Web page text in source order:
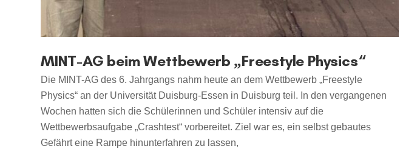
MINT-AG beim Wettbewerb „Freestyle Physics“
Die MINT-AG des 6. Jahrgangs nahm heute an dem Wettbewerb „Freestyle
Physics“ an der Universität Duisburg-Essen in Duisburg teil. In den vergangenen
Wochen hatten sich die Schülerinnen und Schüler intensiv auf die
Wettbewerbsaufgabe „Crashtest“ vorbereitet. Ziel war es, ein selbst gebautes
Gefährt eine Rampe hinunterfahren zu lassen,